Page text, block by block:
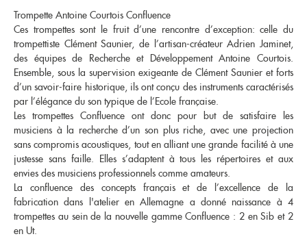
Saxophone Sopranino
Saxophone Soprano
Saxophone Alto
Saxophone Ténor
Saxophone Baryton
Saxophone Basse
Saxophone électro & Initiation
Bocal
Ligature & Couvre-bec
Cordon & Harnais
Entretien
Lyre & Carnet
Etui & Housse
Stand
Divers
HAUTBOIS
Hautbois
Cor anglais
Hautbois spécial
Cordon & Harnais
Entretien
Etui & Housse
Stand
Divers
BASSON
Fagott
Etui & Housse
TROMBONE
Trombone à pistons
Trombone Alto
Trombone Basse
Trombone Sib
Trombone Sib-Fa
Trombone spécial
Sourdine
Entretien
Lyre & Carnet
Etui & Housse
Stand
Divers
COR
Cor simple
Sourdine
Entretien
Etui & Housse
FANFARE ET MARCHING
Clairon
EMBOUCHURE GROS CUIVRE
Saxhorn Alto
Saxhorn Baryton
Saxhorn Basse
Euphonium
Tuba
Trombone petite queue
Trombone grosse queue
Trombone basse
Accessoires
BEC CLARINETTE
Sib
Mib
Alto
Basse
Harmonie
Accessoires
BEC SAXOPHONE
Soprano
Alto
Ténor
Baryton
Sopranino & Basse
Nouveautés
Trompette Antoine Courtois Confluence
Ces trompettes sont le fruit d’une rencontre d’exception: celle du
trompettiste Clément Saunier, de l’artisan-créateur Adrien Jaminet,
des équipes de Recherche et Développement Antoine Courtois.
Ensemble, sous la supervision exigeante de Clément Saunier et forts
d’un savoir-faire historique, ils ont conçu des instruments caractérisés
par l’élégance du son typique de l’Ecole française.
Les trompettes Confluence ont donc pour but de satisfaire les
musiciens à la recherche d’un son plus riche, avec une projection
sans compromis acoustiques, tout en alliant une grande facilité à une
justesse sans faille. Elles s’adaptent à tous les répertoires et aux
envies des musiciens professionnels comme amateurs.
La confluence des concepts français et de l’excellence de la
fabrication dans l'atelier en Allemagne a donné naissance à 4
trompettes au sein de la nouvelle gamme Confluence : 2 en Sib et 2
en Ut.